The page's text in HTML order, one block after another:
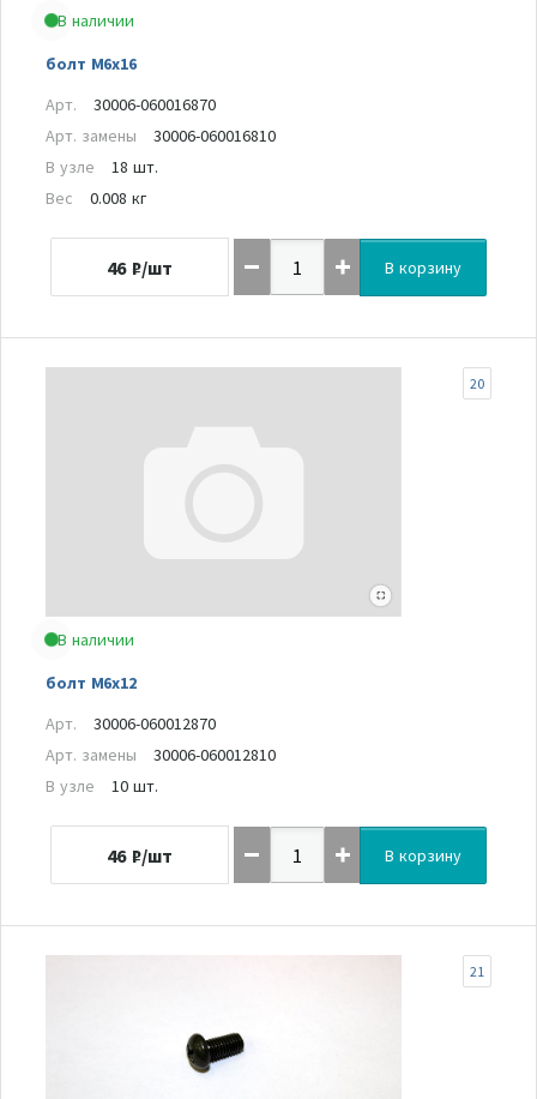
В наличии
болт M6x16
Арт.
30006-060016870
Арт. замены
30006-060016810
В узле
18 шт.
Вес
0.008 кг
46 ₽/шт В корзину
В наличии
болт М6х12
20
Арт.
30006-060012870
Арт. замены
30006-060012810
В узле
10 шт.
46 ₽/шт В корзину
21